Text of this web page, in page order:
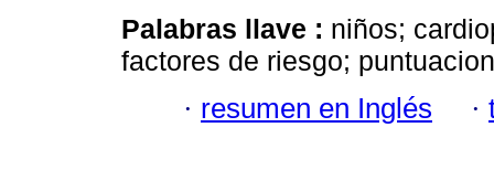
Palabras llave : niños;
factores de riesgo;
· resumen en Inglés ·